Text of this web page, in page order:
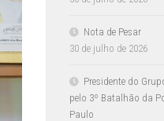
Nota de Pesar
30 de julho de 2026
Presidente do
pelo 3º Batalhão da
Paulo